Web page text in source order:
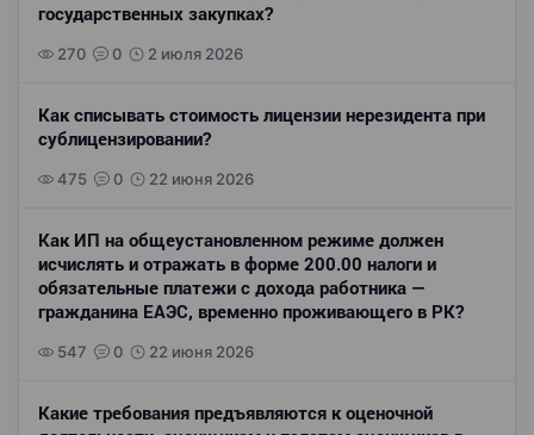
государственных закупках?
270 0 2 июля 2026
Как списывать стоимость лицензии нерезидента при
сублицензировании?
475 0 22 июня 2026
Как ИП на общеустановленном режиме должен
исчислять и отражать в форме 200.00 налоги и
обязательные платежи с дохода работника —
гражданина ЕАЭС, временно проживающего в РК?
547 0 22 июня 2026
Какие требования предъявляются к оценочной